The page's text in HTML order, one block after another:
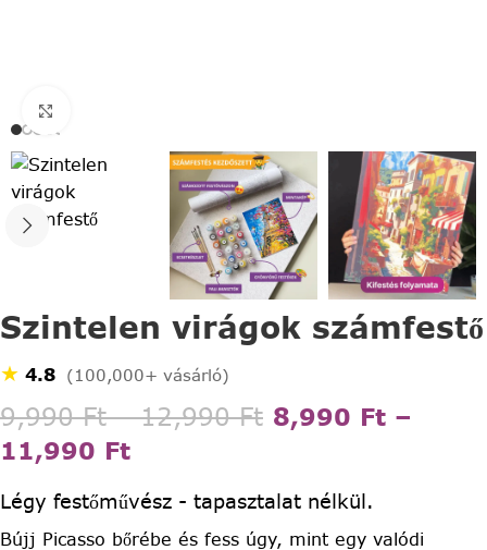
Szintelen virágok számfestő
★ 4.8 (100,000+ vásárló)
9,990Ft – 12,990Ft 8,990 Ft –
11,990 Ft
Légy festőművész - tapasztalat nélkül.
Bújj Picasso bőrébe és fess úgy, mint egy valódi